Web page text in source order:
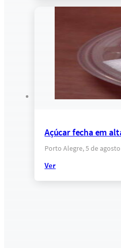
Açúcar fecha em
Porto Alegre, 5 de
Ver